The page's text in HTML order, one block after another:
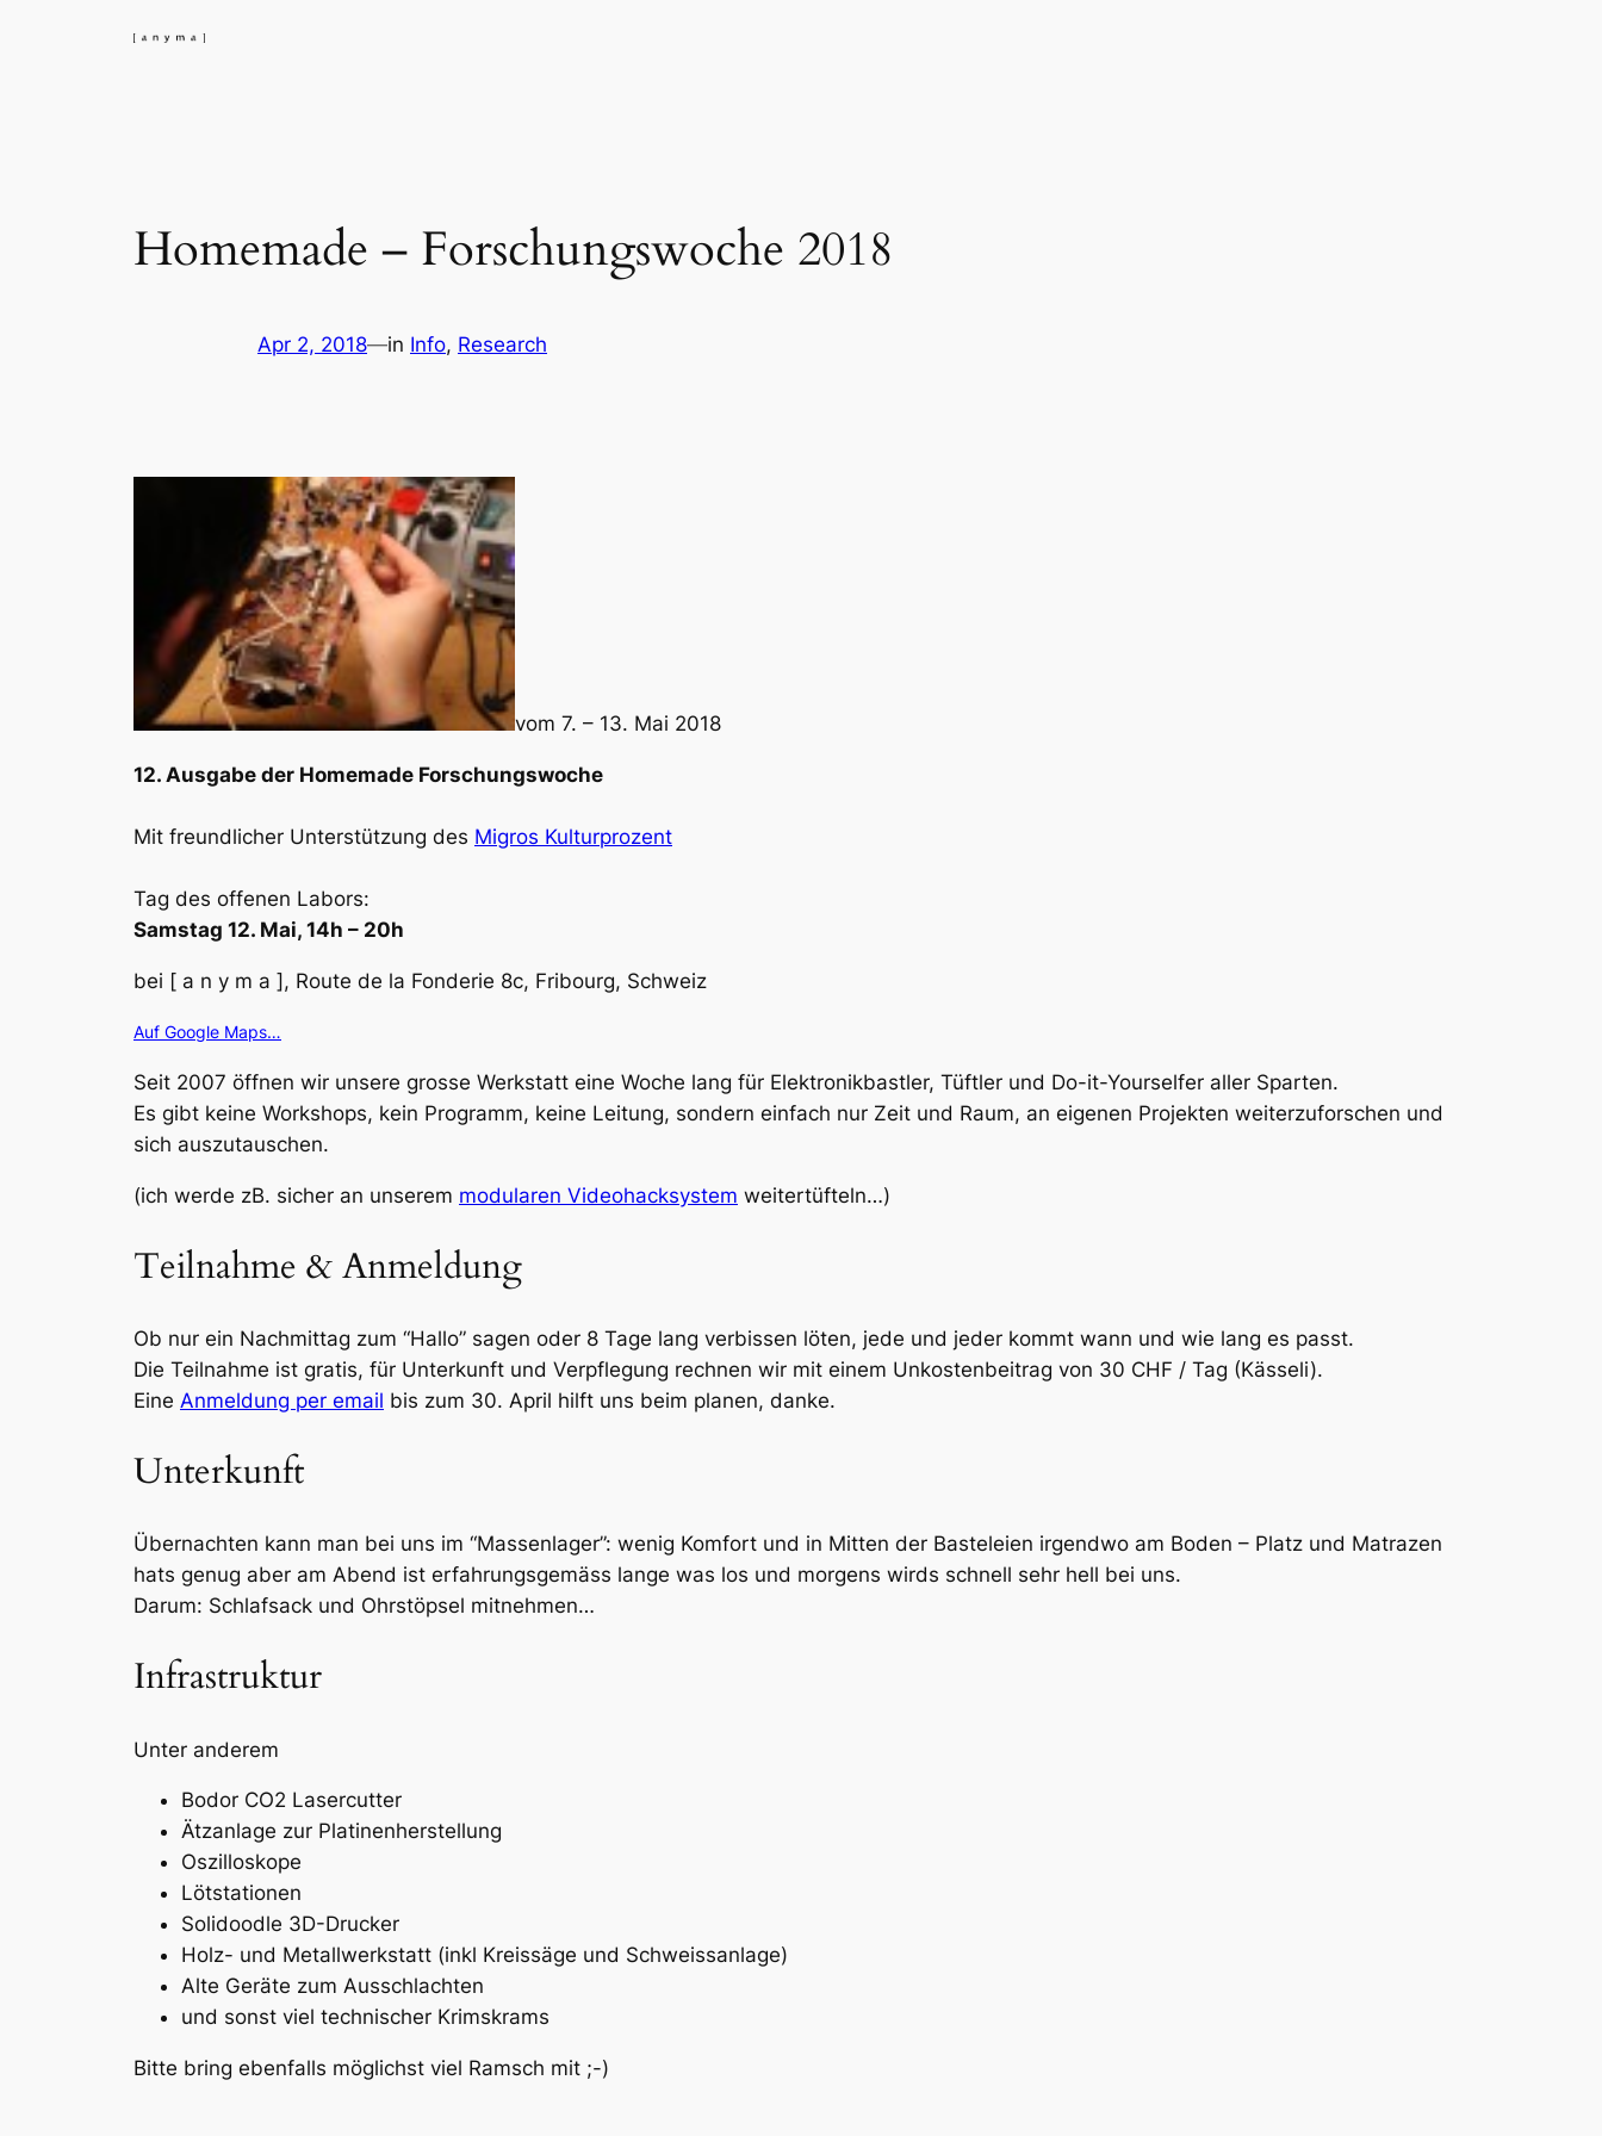
Homemade – Forschungswoche 2018
Apr 2, 2018—in Info, Research
vom 7. – 13. Mai 2018
12. Ausgabe der Homemade Forschungswoche
Mit freundlicher Unterstützung des Migros Kulturprozent
Tag des offenen Labors:
Samstag 12. Mai, 14h – 20h
bei [ a n y m a ], Route de la Fonderie 8c, Fribourg, Schweiz
Auf Google Maps…
Seit 2007 öffnen wir unsere grosse Werkstatt eine Woche lang für Elektronikbastler, Tüftler und Do-it-Yourselfer aller Sparten.
Es gibt keine Workshops, kein Programm, keine Leitung, sondern einfach nur Zeit und Raum, an eigenen Projekten weiterzuforschen und
sich auszutauschen.
(ich werde zB. sicher an unserem modularen Videohacksystem weitertüfteln…)
Teilnahme & Anmeldung
Ob nur ein Nachmittag zum “Hallo” sagen oder 8 Tage lang verbissen löten, jede und jeder kommt wann und wie lang es passt.
Die Teilnahme ist gratis, für Unterkunft und Verpflegung rechnen wir mit einem Unkostenbeitrag von 30 CHF / Tag (Kässeli).
Eine Anmeldung per email bis zum 30. April hilft uns beim planen, danke.
Unterkunft
Übernachten kann man bei uns im “Massenlager”: wenig Komfort und in Mitten der Basteleien irgendwo am Boden – Platz und Matrazen
hats genug aber am Abend ist erfahrungsgemäss lange was los und morgens wirds schnell sehr hell bei uns.
Darum: Schlafsack und Ohrstöpsel mitnehmen…
Infrastruktur
Unter anderem
Bodor CO2 Lasercutter
Ätzanlage zur Platinenherstellung
Oszilloskope
Lötstationen
Solidoodle 3D-Drucker
Holz- und Metallwerkstatt (inkl Kreissäge und Schweissanlage)
Alte Geräte zum Ausschlachten
und sonst viel technischer Krimskrams
Bitte bring ebenfalls möglichst viel Ramsch mit ;-)